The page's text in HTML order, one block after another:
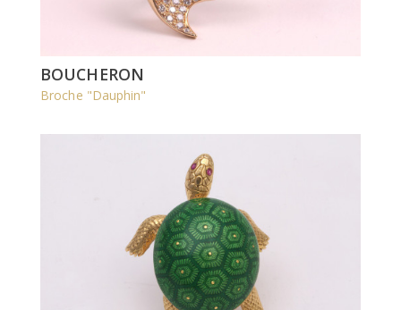
BOUCHERON
Broche "Dauphin"